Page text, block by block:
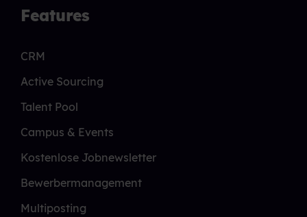
Features
CRM
Active Sourcing
Talent Pool
Campus & Events
Kostenlose Jobnewsletter
Bewerbermanagement
Multiposting